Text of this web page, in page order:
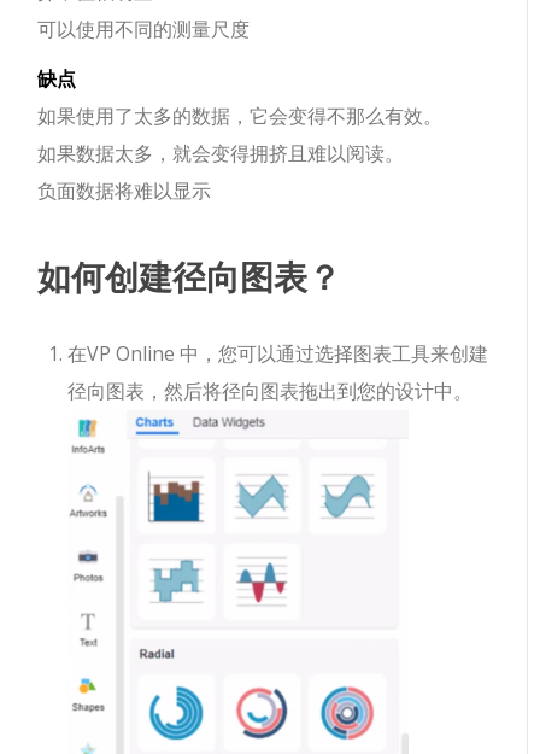
可以使用不同的测量尺度
缺点
如果使用了太多的数据，它会变得不那么有效。
如果数据太多，就会变得拥挤且难以阅读。
负面数据将难以显示
如何创建径向图表？
在VP Online 中，您可以通过选择图表工具来创建
径向图表，然后将径向图表拖出到您的设计中。